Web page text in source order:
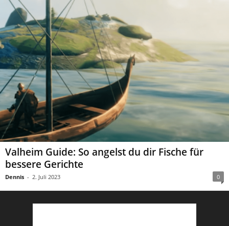
Valheim Guide: So angelst du dir Fische für
bessere Gerichte
Dennis - 2. Juli 2023 0